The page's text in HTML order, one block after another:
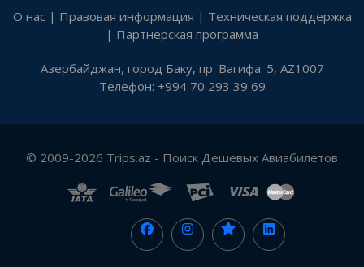
О нас| Правовая информация | Техническая поддержка
| Партнерская программа
Азербайджан, город Баку, пр. Вагифа. 5, AZ1007
Телефон: +994 70 293 39 69
© 2009-2026 Trips.az - Поиск Дешевых Авиабилетов